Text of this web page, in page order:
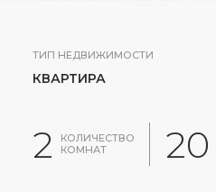
ТИП НЕДВИЖИМОСТИ
КВАРТИРА
2
КОЛИЧЕСТВО
КОМНАТ
20